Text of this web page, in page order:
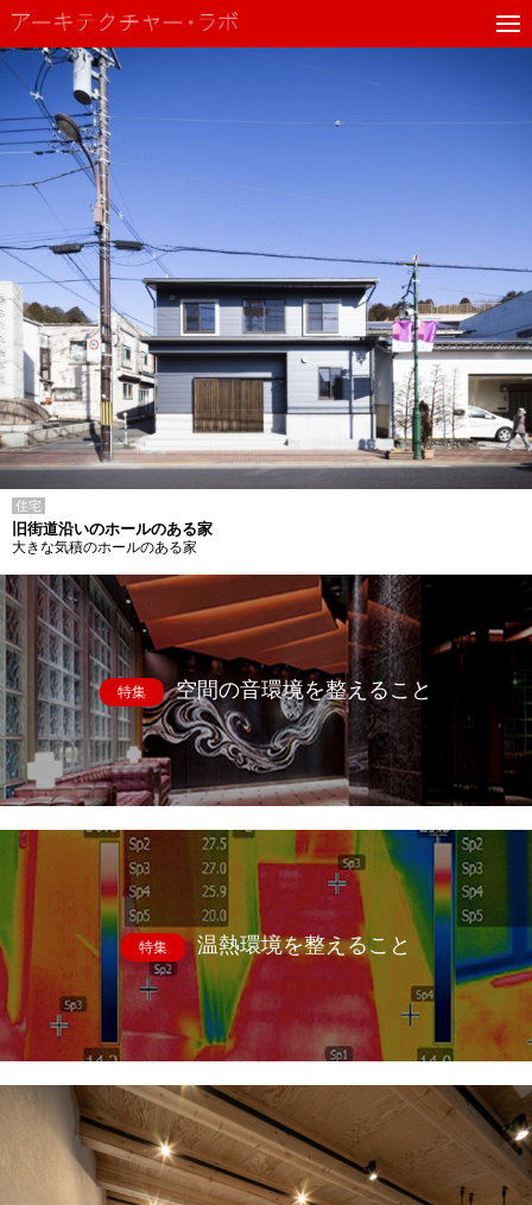
住宅
旧街道沿いのホールのある家
大きな気積のホールのある家
特集 空間の音環境を整えること
特集 温熱環境を整えること